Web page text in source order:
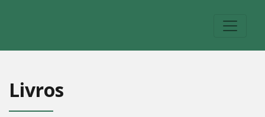
Livros